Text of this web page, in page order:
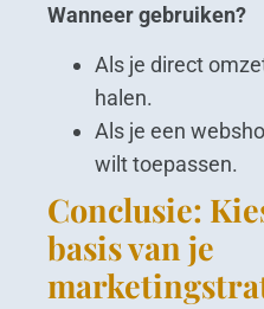
Wanneer gebruiken?
Als je direct
halen.
Als je een
wilt toepassen.
Conclusie:
basis van je